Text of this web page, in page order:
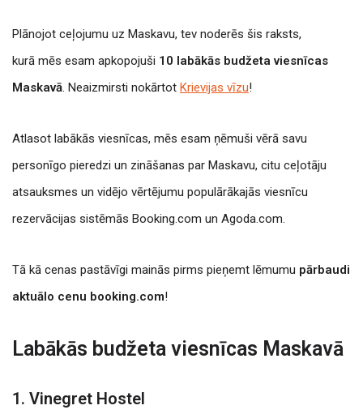
Plānojot ceļojumu uz Maskavu, tev noderēs šis raksts,
kurā mēs esam apkopojuši 10 labākās budžeta viesnīcas
Maskavā. Neaizmirsti nokārtot Krievijas vīzu!
Atlasot labākās viesnīcas, mēs esam ņēmuši vērā savu
personīgo pieredzi un zināšanas par Maskavu, citu ceļotāju
atsauksmes un vidējo vērtējumu populārākajās viesnīcu
rezervācijas sistēmās Booking.com un Agoda.com.
Tā kā cenas pastāvīgi mainās pirms pieņemt lēmumu pārbaudi
aktuālo cenu booking.com!
Labākās budžeta viesnīcas Maskavā
1. Vinegret Hostel